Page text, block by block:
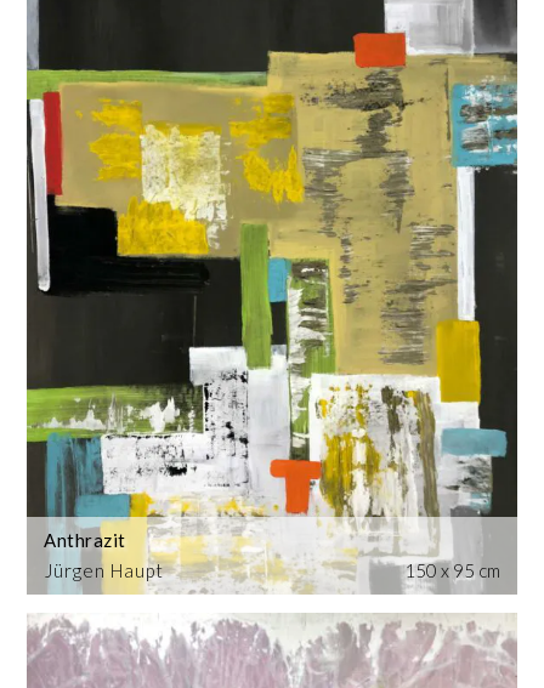
Jürgen Haupt
Anthrazit
150 x 95 cm